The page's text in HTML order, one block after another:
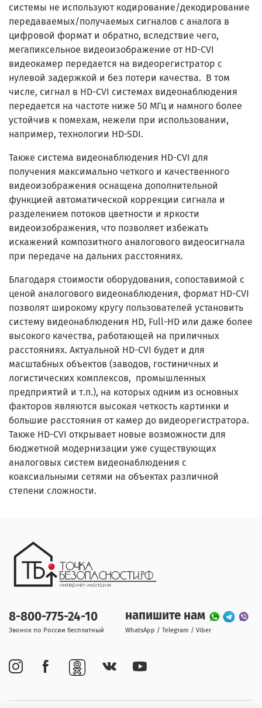
системы не используют кодирование/декодирование
передаваемых/получаемых сигналов с аналога в
цифровой формат и обратно, вследствие чего,
мегапиксельное видеоизображение от HD-CVI
видеокамер передается на видеорегистратор с
нулевой задержкой и без потери качества. В том
числе, сигнал в HD-CVI системах видеонаблюдения
передается на частоте ниже 50 МГц и намного более
устойчив к помехам, нежели при использовании,
например, технологии HD-SDI.
Также система видеонаблюдения HD-CVI для
получения максимально четкого и качественного
видеоизображения оснащена дополнительной
функцией автоматической коррекции сигнала и
разделением потоков цветности и яркости
видеоизображения, что позволяет избежать
искажений композитного аналогового видеосигнала
при передаче на дальних расстояниях.
Благодаря стоимости оборудования, сопоставимой с
ценой аналогового видеонаблюдения, формат HD-CVI
позволят широкому кругу пользователей установить
систему видеонаблюдения HD, Full-HD или даже более
высокого качества, работающей на приличных
расстояниях. Актуальной HD-CVI будет и для
масштабных объектов (заводов, гостиничных и
логистических комплексов, промышленных
предприятий и т.п.), на которых одним из основных
факторов являются высокая четкость картинки и
большие расстояния от камер до видеорегистратора.
Также HD-CVI открывает новые возможности для
бюджетной модернизации уже существующих
аналоговых систем видеонаблюдения с
коаксиальными сетями на объектах различной
степени сложности.
8-800-775-24-10
Звонок по России бесплатный
напишите нам
WhatsApp / Telegram / Viber